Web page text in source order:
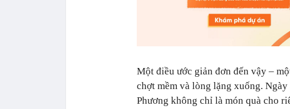
Một điều ước giản đơn đến vậy –
chợt mềm và lòng lặng xuống.
Phương không chỉ là món quà cho